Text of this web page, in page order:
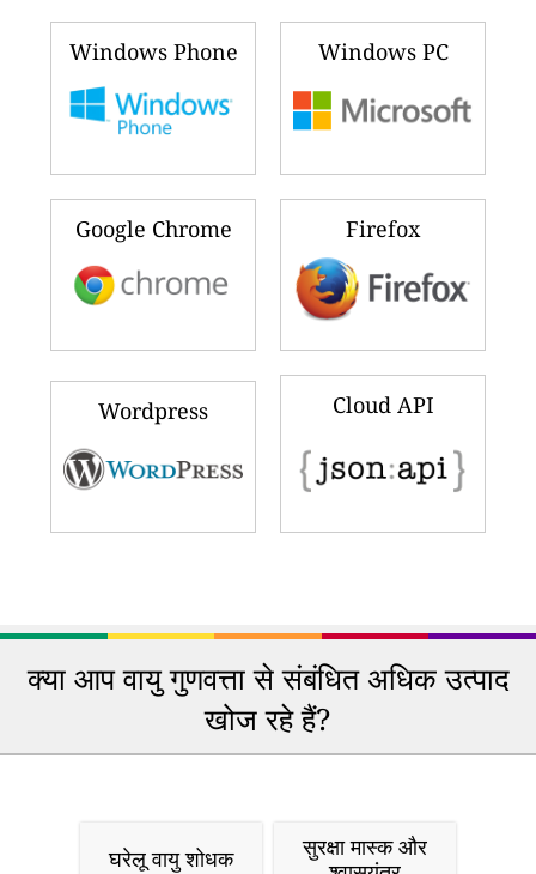
Windows Phone Windows PC
Google Chrome Firefox
Wordpress Cloud API
क्या आप वायु गुणवत्ता से संबंधित अधिक उत्पाद
खोज रहे हैं?
घरेलू वायु शोधक
सुरक्षा मास्क और